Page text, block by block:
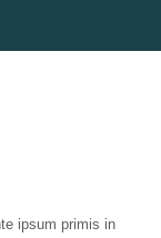
ipsum primis in